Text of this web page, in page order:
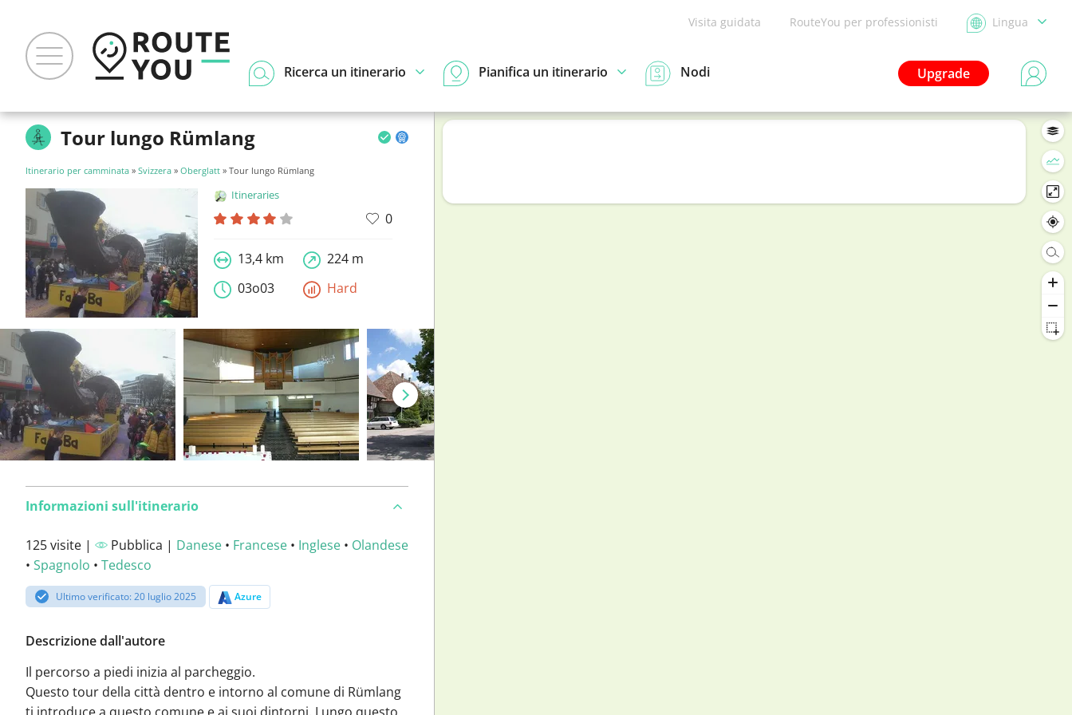
Visita guidata RouteYou per professionisti Lingua
Upgrade
Ricerca un itinerario Pianifica un itinerario Nodi
Tour lungo Rümlang
Itinerario per camminata » Svizzera » Oberglatt » Tour lungo Rümlang
Itineraries
0
13,4 km
224 m
03o03
Hard
Informazioni sull'itinerario
125 visite | Pubblica | Danese • Francese • Inglese • Olandese
• Spagnolo • Tedesco
Ultimo verificato: 20 luglio 2025 Azure
Descrizione dall'autore
Il percorso a piedi inizia al parcheggio.
Questo tour della città dentro e intorno al comune di Rümlang